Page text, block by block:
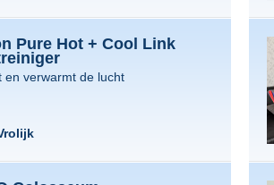
Pure Hot + Cool Link
en verwarmt de lucht